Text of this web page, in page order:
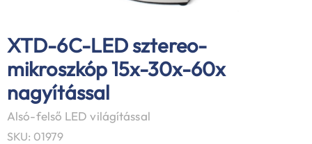
XTD-6C-LED sztereo-
mikroszkóp 15x-30x-60x
nagyítással
Alsó-felső LED világítással
SKU: 01979